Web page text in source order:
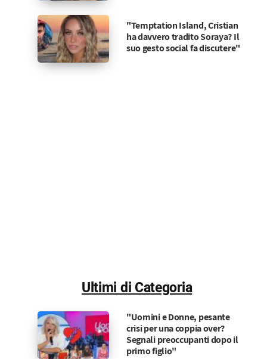
"Temptation Island, Cristian
ha davvero tradito Soraya? Il
suo gesto social fa discutere"
Ultimi di Categoria
"Uomini e Donne, pesante
crisi per una coppia over?
Segnali preoccupanti dopo il
primo figlio"